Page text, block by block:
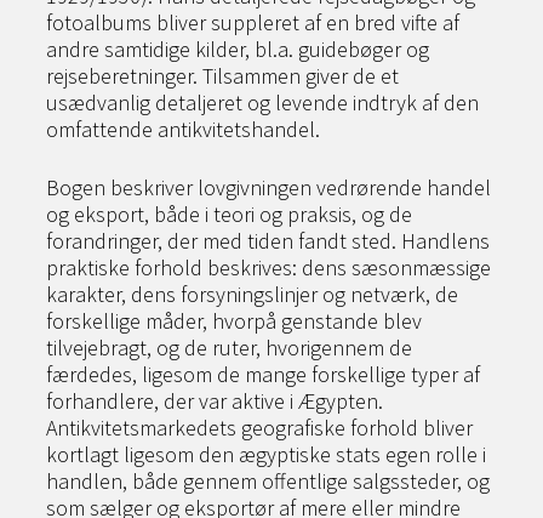
fotoalbums bliver suppleret af en bred vifte af
andre samtidige kilder, bl.a. guidebøger og
rejseberetninger. Tilsammen giver de et
usædvanlig detaljeret og levende indtryk af den
omfattende antikvitetshandel.
Bogen beskriver lovgivningen vedrørende handel
og eksport, både i teori og praksis, og de
forandringer, der med tiden fandt sted. Handlens
praktiske forhold beskrives: dens sæsonmæssige
karakter, dens forsyningslinjer og netværk, de
forskellige måder, hvorpå genstande blev
tilvejebragt, og de ruter, hvorigennem de
færdedes, ligesom de mange forskellige typer af
forhandlere, der var aktive i Ægypten.
Antikvitetsmarkedets geografiske forhold bliver
kortlagt ligesom den ægyptiske stats egen rolle i
handlen, både gennem offentlige salgssteder, og
som sælger og eksportør af mere eller mindre